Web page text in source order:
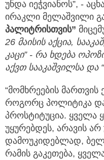
უნდა იეჭვიანოს”, -
ირაკლი მელაშვილი
პალიტრისთვის”
26 მაისის აქცია,
კაცი” - რა ხდება
აქვთ სააკაშვილსა და
“მომხრეების მართვის
როგორც პოლიტიკა
პროსტიტუცია. ყველა
უყურებდეს, არავის
დამოუკიდებლად,
რამის გაკეთება,